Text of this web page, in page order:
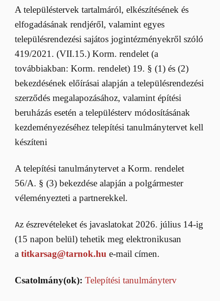
A településtervek tartalmáról, elkészítésének és
elfogadásának rendjéről, valamint egyes
településrendezési sajátos jogintézményekről szóló
419/2021. (VII.15.) Korm. rendelet (a
továbbiakban: Korm. rendelet) 19. § (1) és (2)
bekezdésének előírásai alapján a településrendezési
szerződés megalapozásához, valamint építési
beruházás esetén a településterv módosításának
kezdeményezéséhez telepítési tanulmánytervet kell
készíteni
A telepítési tanulmánytervet a Korm. rendelet
56/A. § (3) bekezdése alapján a polgármester
véleményezteti a partnerekkel.
Az észrevételeket és javaslatokat 2026. július 14-ig
(15 napon belül) tehetik meg elektronikusan
a titkarsag@tarnok.hu e-mail címen.
Csatolmány(ok): Telepítési tanulmányterv